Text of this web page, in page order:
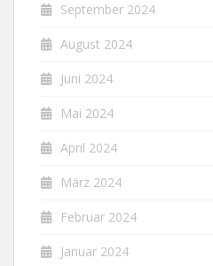
September 2024
August 2024
Juni 2024
Mai 2024
April 2024
März 2024
Februar 2024
Januar 2024